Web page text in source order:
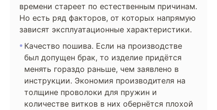
времени стареет по естественным причинам.
Но есть ряд факторов, от которых напрямую
зависят эксплуатационные характеристики.
Качество пошива. Если на производстве
был допущен брак, то изделие придётся
менять гораздо раньше, чем заявлено в
инструкции. Экономия производителя на
толщине проволоки для пружин и
количестве витков в них обернётся плохой